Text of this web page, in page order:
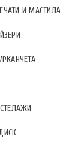
И МАСТИЛА